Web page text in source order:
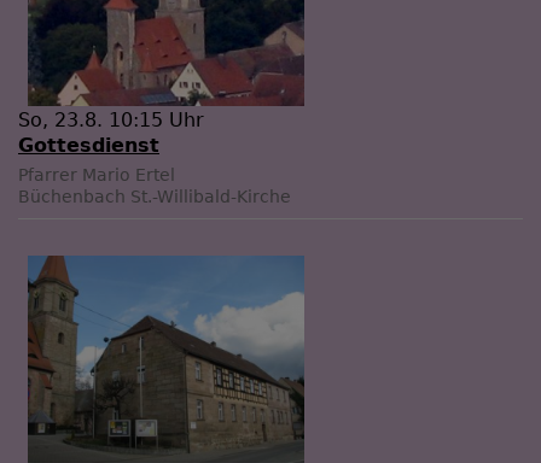
So, 23.8. 10:15 Uhr
Gottesdienst
Pfarrer Mario Ertel
Büchenbach St.-Willibald-Kirche